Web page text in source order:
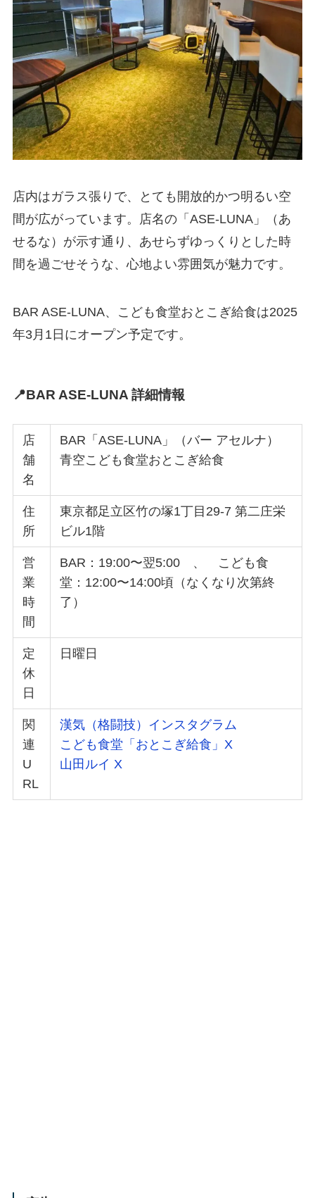
店内はガラス張りで、とても開放的かつ明るい空
間が広がっています。店名の「ASE-LUNA」（あ
せるな）が示す通り、あせらずゆっくりとした時
間を過ごせそうな、心地よい雰囲気が魅力です。
BAR ASE-LUNA、こども食堂おとこぎ給食は2025
年3月1日にオープン予定です。
📍BAR ASE-LUNA 詳細情報
店
舗
名
BAR「ASE-LUNA」（バー アセルナ）
青空こども食堂おとこぎ給食
住
所
東京都足立区竹の塚1丁目29-7 第二庄栄
ビル1階
営
業
時
間
BAR：19:00〜翌5:00 、 こども食
堂：12:00〜14:00頃（なくなり次第終
了）
定
休
日
日曜日
関
連
U
RL
漢気（格闘技）インスタグラム
こども食堂「おとこぎ給食」X
山田ルイ X